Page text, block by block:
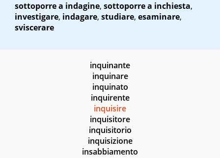
sottoporre a indagine, sottoporre a inchiesta,
investigare, indagare, studiare, esaminare,
sviscerare
inquinante
inquinare
inquinato
inquirente
inquisire
inquisitore
inquisitorio
inquisizione
insabbiamento